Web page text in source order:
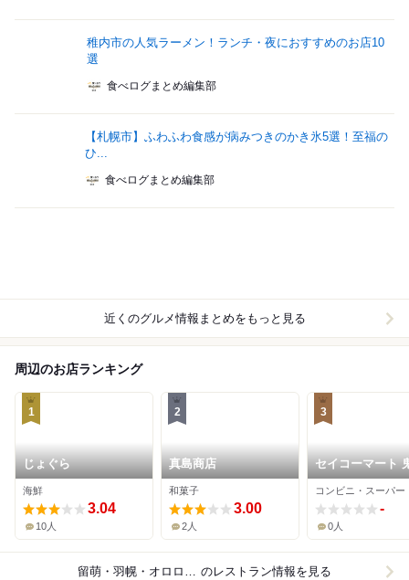
稚内市の人気ラーメン！ランチ・夜におすすめのお店10
選
食べログまとめ編集部
【札幌市】ふわふわ食感が病みつきのかき氷5選！至福の
ひ...
食べログまとめ編集部
近くのグルメ情報まとめをもっと見る
周辺のお店ランキング
1
じょぐら
海鮮
3.04
10人
2
真島商店
和菓子
3.00
2人
3
セイコーマート
店
コンビニ・スーパー
-
0人
留萌・羽幌・オロロライン のレストラン情報を見る